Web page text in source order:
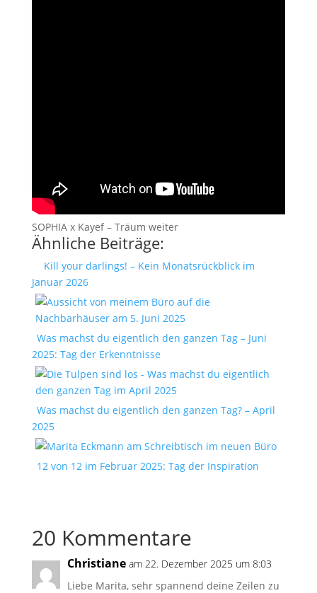
SOPHIA x Kayef – Träum weiter
Ähnliche Beiträge:
Kill your darlings! – Kein Monatsrückblick im
Januar 2026
Was machst du eigentlich den ganzen Tag – Juni
2025: Tag der Erkenntnisse
Was machst du eigentlich den ganzen Tag? – April
2025
12 von 12 im Februar 2025: Tag der Inspiration
20 Kommentare
Christiane am 22. Dezember 2025 um 8:03
Liebe Marita, sehr spannend deine Zeilen zu